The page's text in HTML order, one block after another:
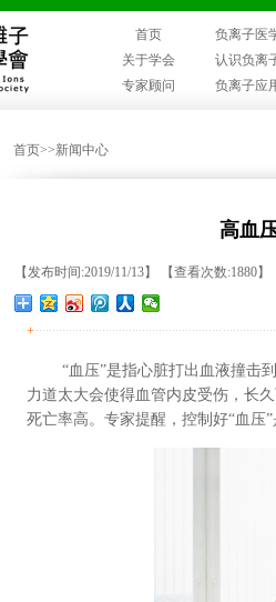
首页 负离子医
关于学会
认识负离
专家顾问
负离子应
首页>>新闻中心
高血
【发布时间:2019/11/13】 【查看次数:1880】
+
“血压”是指心脏打出血液撞击
力道太大会使得血管内皮受伤，长
死亡率高。专家提醒， 控制好“血压